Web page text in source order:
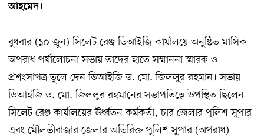
আহমেদ।
বুধবার (১০ জুন) সিলেট রেঞ্জ ডিআইজি কার্যালয়ে অনুষ্ঠিত মাসিক
অপরাধ পর্যালোচনা সভায় তাদের হাতে সম্মাননা স্মারক ও
প্রশংসাপত্র তুলে দেন ডিআইজি ড. মো. জিললুর রহমান। সভায়
ডিআইজি ড. মো. জিললুর রহমানের সভাপতিত্বে উপস্থিত ছিলেন
সিলেট রেঞ্জ কার্যালয়ের ঊর্ধ্বতন কর্মকর্তা, চার জেলার পুলিশ সুপার
এবং মৌলভীবাজার জেলার অতিরিক্ত পুলিশ সুপার (অপরাধ)